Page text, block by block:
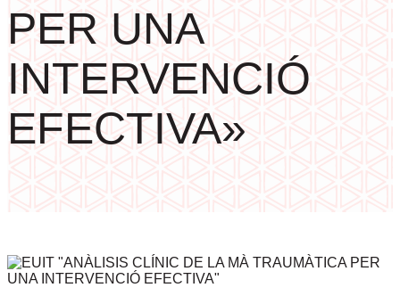
PER UNA
INTERVENCIÓ
EFECTIVA»